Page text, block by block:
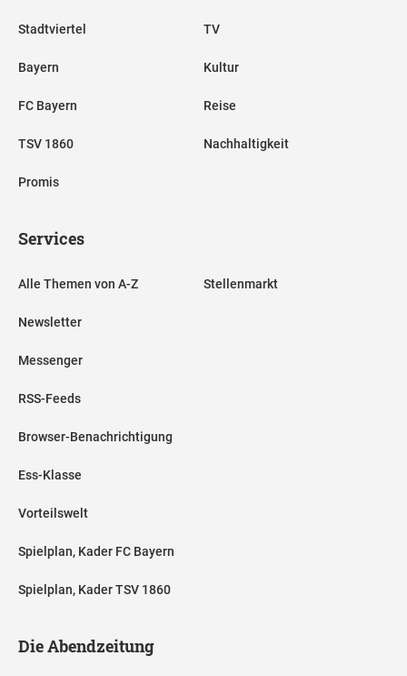
Stadtviertel
Bayern
FC Bayern
TSV 1860
Promis
TV
Kultur
Reise
Nachhaltigkeit
Services
Alle Themen von A-Z
Newsletter
Messenger
RSS-Feeds
Browser-Benachrichtigung
Ess-Klasse
Vorteilswelt
Spielplan, Kader FC Bayern
Spielplan, Kader TSV 1860
Stellenmarkt
Die Abendzeitung